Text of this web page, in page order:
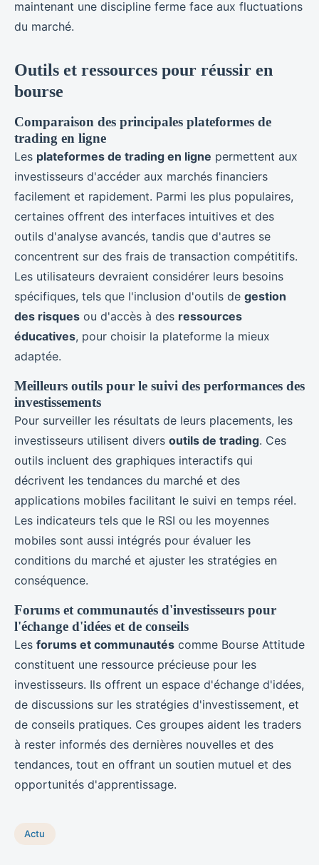
maintenant une discipline ferme face aux fluctuations
du marché.
Outils et ressources pour réussir en
bourse
Comparaison des principales plateformes de
trading en ligne
Les plateformes de trading en ligne permettent aux
investisseurs d'accéder aux marchés financiers
facilement et rapidement. Parmi les plus populaires,
certaines offrent des interfaces intuitives et des
outils d'analyse avancés, tandis que d'autres se
concentrent sur des frais de transaction compétitifs.
Les utilisateurs devraient considérer leurs besoins
spécifiques, tels que l'inclusion d'outils de gestion
des risques ou d'accès à des ressources
éducatives, pour choisir la plateforme la mieux
adaptée.
Meilleurs outils pour le suivi des performances des
investissements
Pour surveiller les résultats de leurs placements, les
investisseurs utilisent divers outils de trading. Ces
outils incluent des graphiques interactifs qui
décrivent les tendances du marché et des
applications mobiles facilitant le suivi en temps réel.
Les indicateurs tels que le RSI ou les moyennes
mobiles sont aussi intégrés pour évaluer les
conditions du marché et ajuster les stratégies en
conséquence.
Forums et communautés d'investisseurs pour
l'échange d'idées et de conseils
Les forums et communautés comme Bourse Attitude
constituent une ressource précieuse pour les
investisseurs. Ils offrent un espace d'échange d'idées,
de discussions sur les stratégies d'investissement, et
de conseils pratiques. Ces groupes aident les traders
à rester informés des dernières nouvelles et des
tendances, tout en offrant un soutien mutuel et des
opportunités d'apprentissage.
Actu